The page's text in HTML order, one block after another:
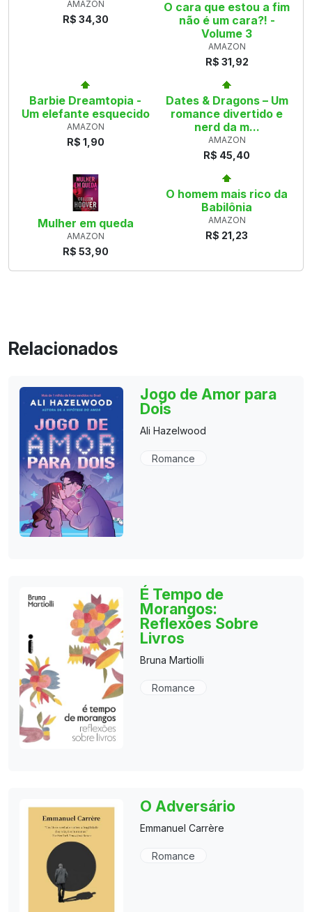
AMAZON
R$ 34,30
O cara que estou a fim
não é um cara?! -
Volume 3
AMAZON
R$ 31,92
Barbie Dreamtopia -
Um elefante esquecido
AMAZON
R$ 1,90
Dates & Dragons – Um
romance divertido e
nerd da m...
AMAZON
R$ 45,40
Mulher em queda
AMAZON
R$ 53,90
O homem mais rico da
Babilônia
AMAZON
R$ 21,23
Relacionados
Jogo de Amor para
Dois
Ali Hazelwood
Romance
É Tempo de
Morangos:
Reflexões Sobre
Livros
Bruna Martiolli
Romance
O Adversário
Emmanuel Carrère
Romance